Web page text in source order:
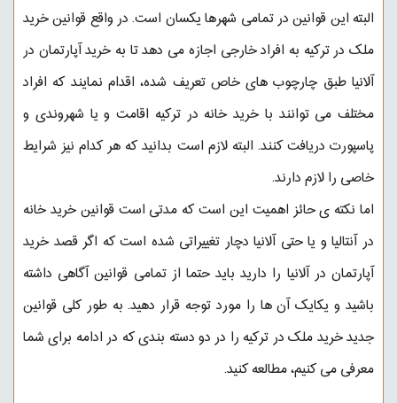
البته این قوانین در تمامی شهرها یکسان است. در واقع قوانینخرید
ملک در ترکیه به افراد خارجی اجازه می دهد تا به خرید آپارتمان در
آلانیا طبق چارچوب های خاص تعریف شده، اقدام نمایند که افراد
مختلف می توانند با خرید خانه در ترکیه اقامت و یا شهروندی و
پاسپورت دریافت کنند. البته لازم است بدانید که هر کدام نیز شرایط
خاصی را لازم دارند.
اما نکته ی حائز اهمیت این است که مدتی است قوانین خرید خانه
در آنتالیا و یا حتی آلانیا دچار تغییراتی شده است که اگر قصد خرید
آپارتمان در آلانیا را دارید باید حتما از تمامی قوانین آگاهی داشته
باشید و یکایک آن ها را مورد توجه قرار دهید. به طور کلی قوانین
جدید خرید ملک در ترکیه را در دو دسته بندی که در ادامه برای شما
معرفی می کنیم، مطالعه کنید.